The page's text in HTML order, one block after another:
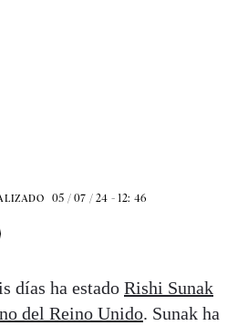
05 / 07 / 24 - 12: 46
días ha estado Rishi Sunak
del Reino Unido. Sunak ha